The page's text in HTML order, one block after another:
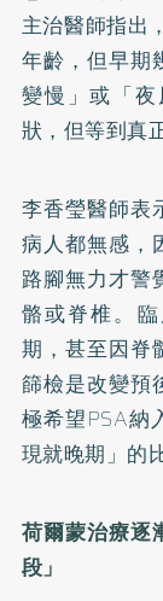
主治醫師指出
年齡，但早期
變慢」或「
狀，但等到真
李香瑩醫師表
病人都無感，
路腳無力才警
骼或脊椎。
期，甚至因脊
篩檢是改變預
極希望PSA納
現就晚期」的
荷爾蒙治療逐
段」